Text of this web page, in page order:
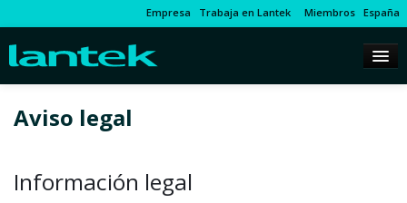
Empresa Trabaja en Lantek Miembros España
Aviso legal
Información legal